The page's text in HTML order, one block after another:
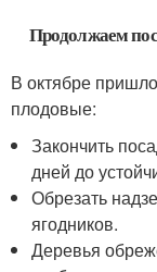
Продолжаем
В октябре
плодовые:
Закончить
дней до
Обрезать
ягодников.
Деревья